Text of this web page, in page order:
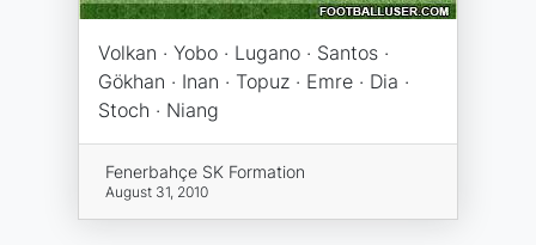
Volkan · Yobo · Lugano · Santos ·
Gökhan · Inan · Topuz · Emre · Dia ·
Stoch · Niang
Fenerbahçe SK Formation
August 31, 2010